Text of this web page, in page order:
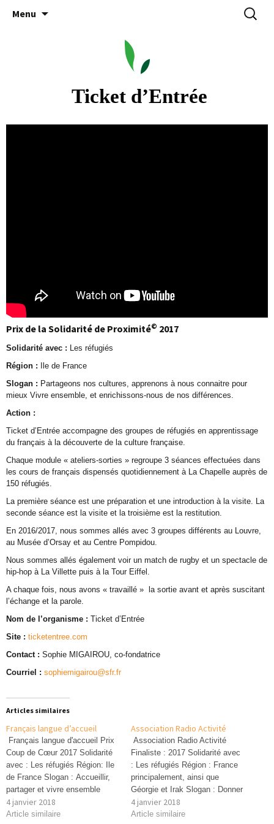
Menu
Ticket d’Entrée
Prix de la Solidarité de Proximité© 2017
Solidarité avec : Les réfugiés
Région :
Ile de France
Slogan : Partageons nos cultures, apprenons à nous connaitre pour
mieux Vivre ensemble, et enrichissons-nous de nos différences.
Action :
Ticket d’Entrée accompagne des groupes de réfugiés en apprentissage
du français à la découverte de la culture française.
Chaque module « ateliers-sorties » regroupe 3 séances effectuées dans
les cours de français dispensés quotidiennement à La Chapelle auprès de
150 réfugiés.
La première séance est une préparation et une introduction à la visite. La
seconde séance est la visite et la troisième est la restitution.
En 2016/2017, nous sommes allés avec 3 groupes différents au Louvre,
au Musée d’Orsay et au Centre Pompidou.
Nous sommes allés également voir un match de rugby et un spectacle de
hip-hop à La Villette puis à la Tour Eiffel.
A chaque fois, nous avons « travaillé » la sortie avant et après suscitant
l’échange et la parole.
Nom de l’organisme : Ticket d’Entrée
Site : ticketentree.com
Contact : Sophie MIGAIROU, co-fondatrice
Courriel : sophiemigairou@sfr.fr
Articles similaires
Français langue d’accueil
Français langue d'accueil Prix
Coup de Cœur 2017 Solidarité
avec : Les réfugiés Région: Ile
de France Slogan : Accueillir,
partager et vivre ensemble
Action : Trois activités
complémentaires aux ateliers
4 janvier 2018
Article similaire
Association Radio Activité
Association Radio Activité
Finaliste : 2017 Solidarité avec
: Les réfugiés Région : France
principalement, ainsi que
Géorgie et Irak Slogan : Donner
le micro aux réfugiés, migrants
et déplacés, pour que leur voix
4 janvier 2018
Article similaire